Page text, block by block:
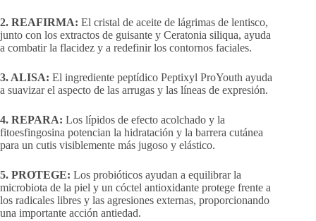
2. REAFIRMA: El cristal de aceite de lágrimas de lentisco,
junto con los extractos de guisante y Ceratonia siliqua, ayuda
a combatir la flacidez y a redefinir los contornos faciales.
3. ALISA: El ingrediente peptídico Peptixyl ProYouth ayuda
a suavizar el aspecto de las arrugas y las líneas de expresión.
4. REPARA: Los lípidos de efecto acolchado y la
fitoesfingosina potencian la hidratación y la barrera cutánea
para un cutis visiblemente más jugoso y elástico.
5. PROTEGE: Los probióticos ayudan a equilibrar la
microbiota de la piel y un cóctel antioxidante protege frente a
los radicales libres y las agresiones externas, proporcionando
una importante acción antiedad.